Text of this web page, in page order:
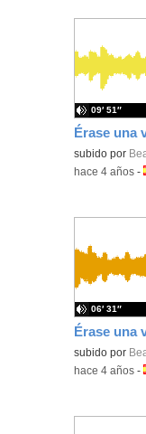
Contenido
subido por
09′ 51″
-hace 4 años -
Contenido
subido por
06′ 31″
-hace 4 años -